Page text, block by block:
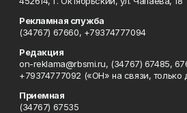
Рекламная служба
(34767) 67660, +79374777094
Редакция
on-reklama@rbsmi.ru, (34767) 67485,
+79374777092 («ОН» на связи, только
Приемная
(34767) 67535